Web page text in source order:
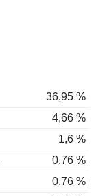
36,95 %
4,66 %
1,6 %
0,76 %
0,76 %